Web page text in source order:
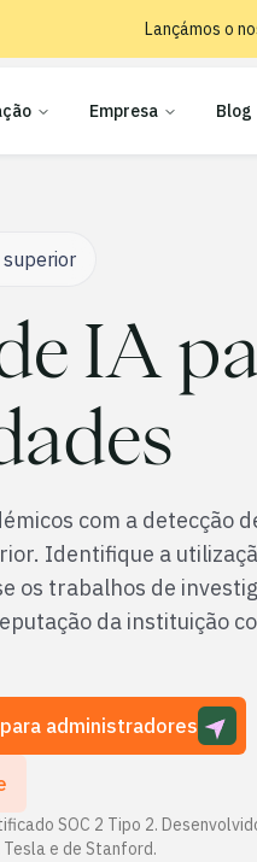
Lançámos o
Empresa Blog
superior
IA
com a detecção
Identifique a
os trabalhos de
da instituição
administradores
SOC 2 Tipo 2.
e de Stanford.